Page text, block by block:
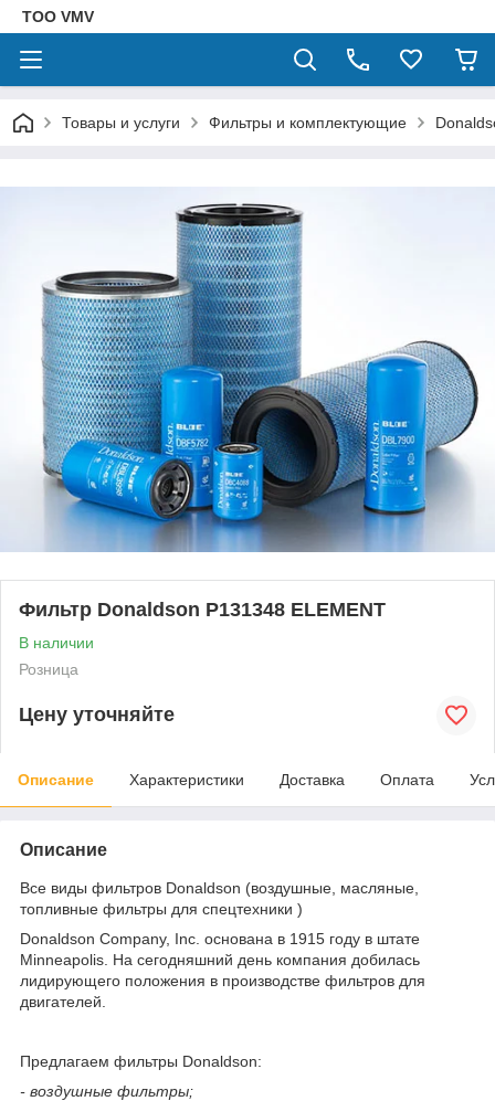
ТОО VMV
Товары и услуги Фильтры и комплектующие
Фильтр Donaldson P131348 ELEMENT
В наличии
Розница
Цену уточняйте
Описание Характеристики Доставка Оплата
Описание
Все виды фильтров Donaldson (воздушные, масляные,
топливные фильтры для спецтехники )
Donaldson Company, Inc. основана в 1915 году в штате
Minneapolis. На сегодняшний день компания добилась
лидирующего положения в производстве фильтров для
двигателей.
Предлагаем фильтры Donaldson:
- воздушные фильтры;